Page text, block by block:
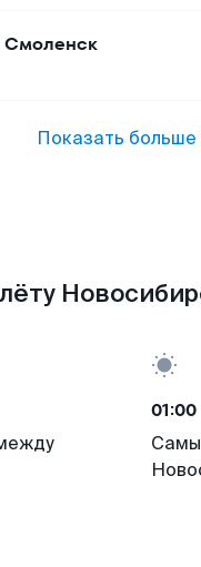
Смоленск
Показать больше
01:00